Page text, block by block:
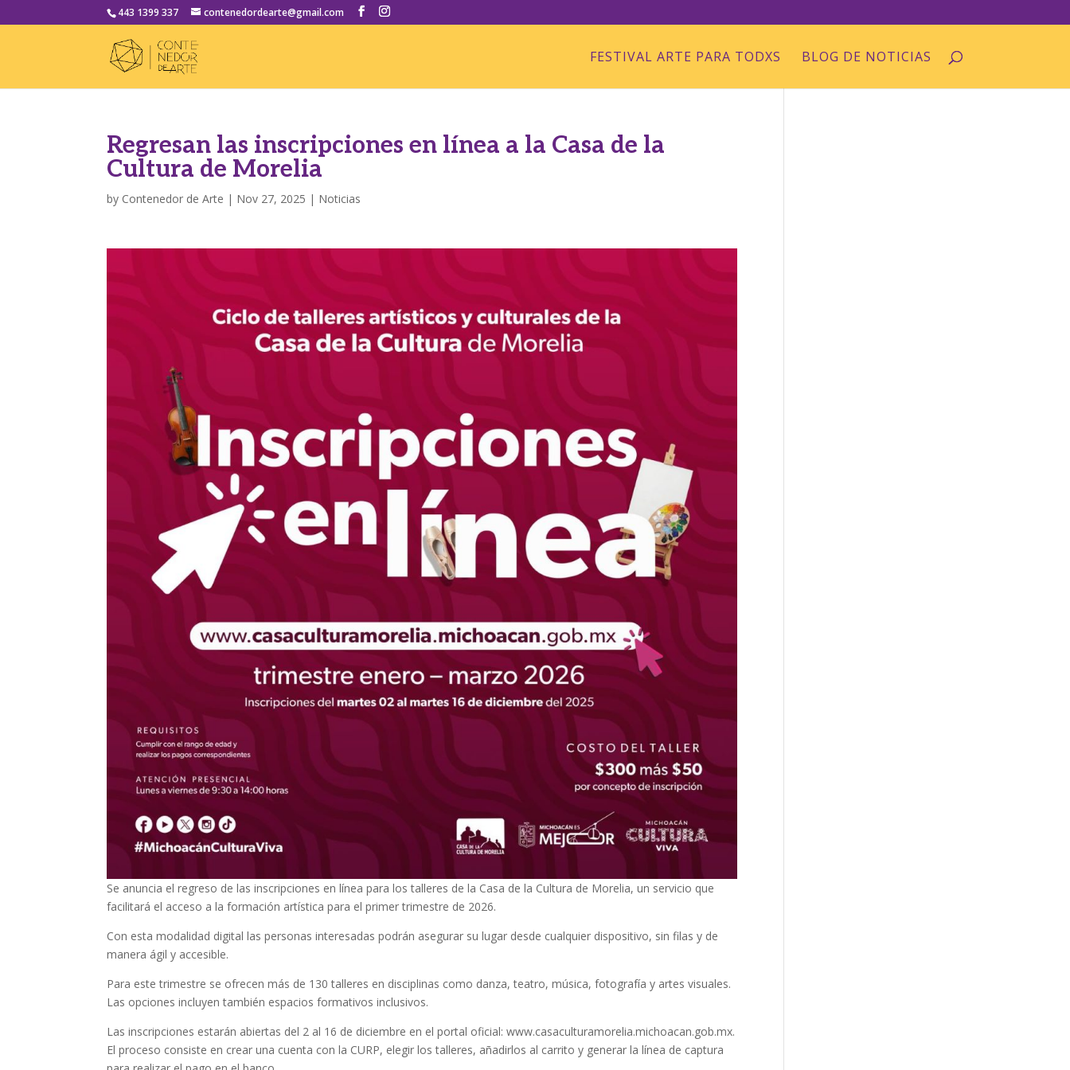
443 1399 337 contenedordearte@gmail.com
FESTIVAL ARTE PARA TODXS BLOG DE NOTICIAS
Regresan las inscripciones en línea a la Casa de la
Cultura de Morelia
by Contenedor de Arte | Nov 27, 2025 | Noticias
Se anuncia el regreso de las inscripciones en línea para los talleres de la Casa de la Cultura de Morelia, un servicio que
facilitará el acceso a la formación artística para el primer trimestre de 2026.
Con esta modalidad digital las personas interesadas podrán asegurar su lugar desde cualquier dispositivo, sin filas y de
manera ágil y accesible.
Para este trimestre se ofrecen más de 130 talleres en disciplinas como danza, teatro, música, fotografía y artes visuales.
Las opciones incluyen también espacios formativos inclusivos.
Las inscripciones estarán abiertas del 2 al 16 de diciembre en el portal oficial: www.casaculturamorelia.michoacan.gob.mx.
El proceso consiste en crear una cuenta con la CURP, elegir los talleres, añadirlos al carrito y generar la línea de captura